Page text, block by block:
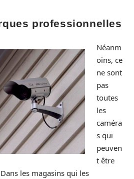
professionnelles
Néanm
oins, ce
ne sont
pas
toutes
les
caméra
s qui
peuven
t être
les magasins qui les